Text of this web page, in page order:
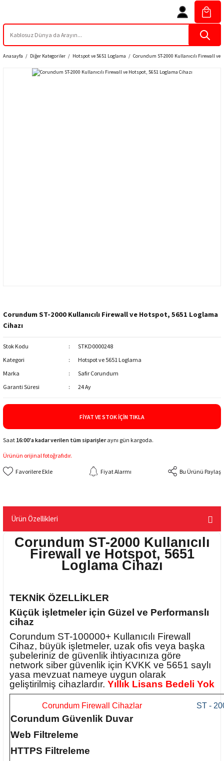
Anasayfa Diğer Kategoriler Hotspot ve 5651 Loglama Corundum ST-2000 Kullanıcılı Firewall ve
Corundum ST-2000 Kullanıcılı Firewall ve Hotspot, 5651 Loglama
Cihazı
Stok Kodu
STKD0000248
Kategori
Hotspot ve 5651 Loglama
Marka
Safir Corundum
Garanti Süresi
24 Ay
FIYAT VE STOK İÇIN TIKLA
Saat 16:00'a kadar verilen tüm siparişleraynı gün kargoda.
Ürünün orijinal fotoğrafıdır.
Fiyat Alarmı Bu Ürünü Paylaş
Ürün Özellikleri
Corundum ST-2000 Kullanıcılı
Firewall ve Hotspot, 5651
Loglama Cihazı
TEKNİK ÖZELLİKLER
Küçük işletmeler için Güzel ve Performanslı
cihaz
Corundum ST-100000+ Kullanıcılı Firewall
Cihaz, büyük işletmeler, uzak ofis veya başka
şubeleriniz de güvenlik ihtiyacınıza göre
network siber güvenlik için KVKK ve 5651 saylı
yasa mevzuat nameye uygun olarak
geliştirilmiş cihazlardır. Yıllık Lisans Bedeli Yok
Corundum Firewall Cihazlar ST -
Corundum Güvenlik Duvar
Web Filtreleme
HTTPS Filtreleme